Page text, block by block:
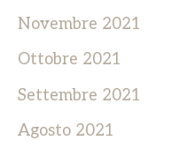
Novembre 2021
Ottobre 2021
Settembre 2021
Agosto 2021